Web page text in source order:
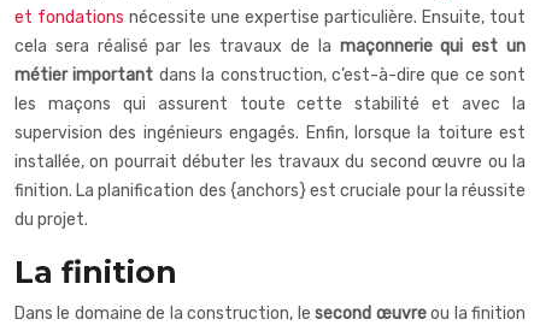
et fondations nécessite une expertise particulière. Ensuite, tout
cela sera réalisé par les travaux de la maçonnerie qui est un
métier important dans la construction, c’est-à-dire que ce sont
les maçons qui assurent toute cette stabilité et avec la
supervision des ingénieurs engagés. Enfin, lorsque la toiture est
installée, on pourrait débuter les travaux du second œuvre ou la
finition. La planification des {anchors} est cruciale pour la réussite
du projet.
La finition
Dans le domaine de la construction, lesecond œuvreou la finition